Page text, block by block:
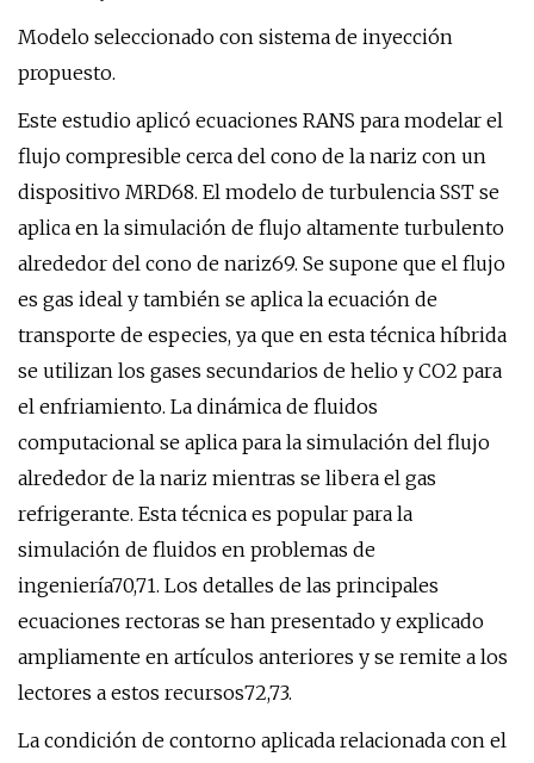
Modelo seleccionado con sistema de inyección
propuesto.
Este estudio aplicó ecuaciones RANS para modelar el
flujo compresible cerca del cono de la nariz con un
dispositivo MRD68. El modelo de turbulencia SST se
aplica en la simulación de flujo altamente turbulento
alrededor del cono de nariz69. Se supone que el flujo
es gas ideal y también se aplica la ecuación de
transporte de especies, ya que en esta técnica híbrida
se utilizan los gases secundarios de helio y CO2 para
el enfriamiento. La dinámica de fluidos
computacional se aplica para la simulación del flujo
alrededor de la nariz mientras se libera el gas
refrigerante. Esta técnica es popular para la
simulación de fluidos en problemas de
ingeniería70,71. Los detalles de las principales
ecuaciones rectoras se han presentado y explicado
ampliamente en artículos anteriores y se remite a los
lectores a estos recursos72,73.
La condición de contorno aplicada relacionada con el